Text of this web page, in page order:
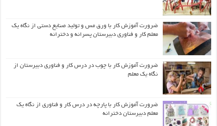
ضرورت آموزش کار با ورق مس و تولید صنایع دستی از نگاه یک
معلم کار و فناوری دبیرستان پسرانه و دخترانه
ضرورت آموزش کار با چوب در درس کار و فناوری دبیرستان از
نگاه یک معلم
ضرورت آموزش کار با پارچه در درس کار و فناوری از نگاه یک
معلم دبیرستان دخترانه